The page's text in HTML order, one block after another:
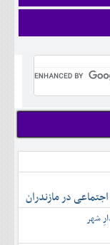
در مازندران
شهر